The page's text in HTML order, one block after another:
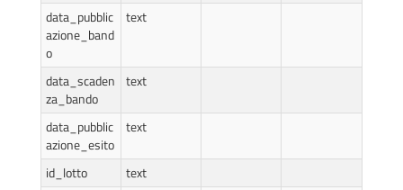
data_pubblic
azione_band
o
text
data_scaden
za_bando
text
data_pubblic
azione_esito
text
id_lotto
text